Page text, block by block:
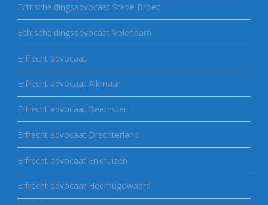
Echtscheidingsadvocaat Stede Broec
Echtscheidingsadvocaat Volendam
Erfrecht advocaat
Erfrecht advocaat Alkmaar
Erfrecht advocaat Beemster
Erfrecht advocaat Drechterland
Erfrecht advocaat Enkhuizen
Erfrecht advocaat Heerhugowaard